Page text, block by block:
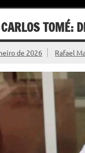
TOMÉ:
de 2026 Rafael